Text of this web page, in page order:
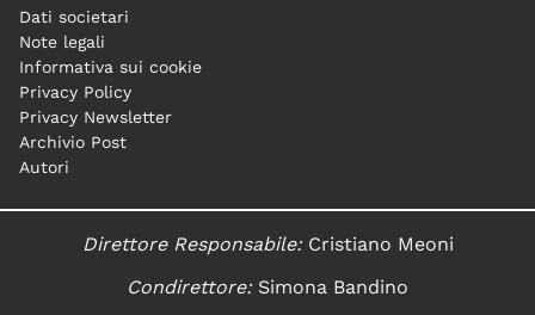
Dati societari
Note legali
Informativa sui cookie
Privacy Policy
Privacy Newsletter
Archivio Post
Autori
Direttore Responsabile:Cristiano Meoni
Condirettore:Simona Bandino